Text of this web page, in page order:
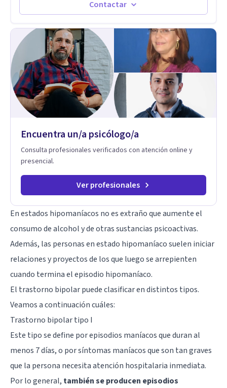
vida de cada uno tener su propia vision.
Contactar
Encuentra un/a psicólogo/a
Consulta profesionales verificados con atención online y
presencial.
Ver profesionales
En estados hipomaníacos no es extraño que aumente el
consumo de alcohol y de otras sustancias psicoactivas.
Además, las personas en estado hipomaníaco suelen iniciar
relaciones y proyectos de los que luego se arrepienten
cuando termina el episodio hipomaníaco.
El trastorno bipolar puede clasificar en distintos tipos.
Veamos a continuación cuáles:
Trastorno bipolar tipo I
Este tipo se define por episodios maníacos que duran al
menos 7 días, o por síntomas maníacos que son tan graves
que la persona necesita atención hospitalaria inmediata.
Por lo general, también se producen episodios